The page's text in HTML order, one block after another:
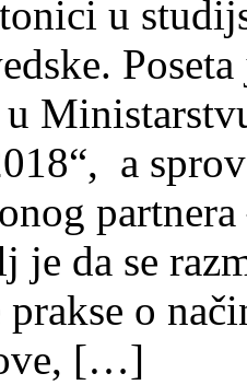
u
u
a
je da se
o
[…]